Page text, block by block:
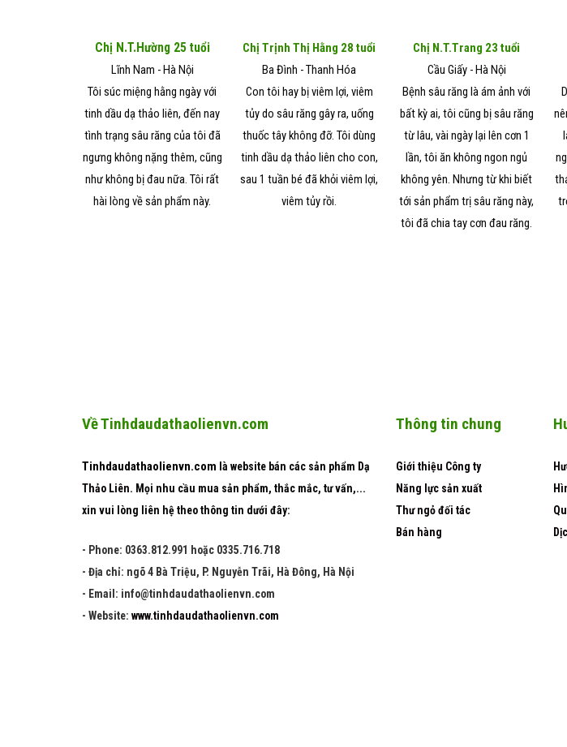
Chị N.T.Hường 25 tuổi
Lĩnh Nam - Hà Nội
Tôi súc miệng hằng ngày với
tinh dầu dạ thảo liên, đến nay
tình trạng sâu răng của tôi đã
ngưng không nặng thêm, cũng
như không bị đau nữa. Tôi rất
hài lòng về sản phẩm này.
Chị Trịnh Thị Hằng 28 tuổi
Ba Đình - Thanh Hóa
Con tôi hay bị viêm lợi, viêm
tủy do sâu răng gây ra, uống
thuốc tây không đỡ. Tôi dùng
tinh dầu dạ thảo liên cho con,
sau 1 tuần bé đã khỏi viêm lợi,
viêm tủy rồi.
Chị N.T.Trang 23 tuổi
Cầu Giấy - Hà Nội
Bệnh sâu răng là ám ảnh với
bất kỳ ai, tôi cũng bị sâu răng
từ lâu, vài ngày lại lên cơn 1
lần, tôi ăn không ngon ngủ
không yên. Nhưng từ khi biết
tới sản phẩm trị sâu răng này,
tôi đã chia tay cơn đau răng.
Về Tinhdaudathaolienvn.com
Tinhdaudathaolienvn.com là website bán các sản phẩm Dạ
Thảo Liên. Mọi nhu cầu mua sản phẩm, thắc mắc, tư vấn,...
xin vui lòng liên hệ theo thông tin dưới đây:
- Phone: 0363.812.991 hoặc 0335.716.718
- Địa chỉ: ngõ 4 Bà Triệu, P. Nguyễn Trãi, Hà Đông, Hà Nội
- Email: info@tinhdaudathaolienvn.com
- Website: www.tinhdaudathaolienvn.com
Thông tin chung
Giới thiệu Công ty
Năng lực sản xuất
Thư ngỏ đối tác
Bán hàng